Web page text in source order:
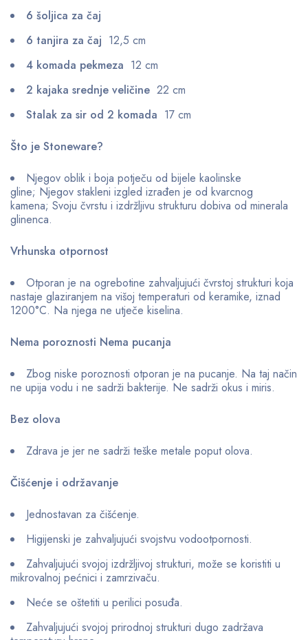
6 šoljica za čaj
6 tanjira za čaj 12,5 cm
4 komada pekmeza 12 cm
2 kajaka srednje veličine 22 cm
Stalak za sir od 2 komada 17 cm
Što je Stoneware?
Njegov oblik i boja potječu od bijele kaolinske
gline; Njegov stakleni izgled izrađen je od kvarcnog
kamena; Svoju čvrstu i izdržljivu strukturu dobiva od minerala
glinenca.
Vrhunska otpornost
Otporan je na ogrebotine zahvaljujući čvrstoj strukturi koja
nastaje glaziranjem na višoj temperaturi od keramike, iznad
1200°C. Na njega ne utječe kiselina.
Nema poroznosti Nema pucanja
Zbog niske poroznosti otporan je na pucanje. Na taj način
ne upija vodu i ne sadrži bakterije. Ne sadrži okus i miris.
Bez olova
Zdrava je jer ne sadrži teške metale poput olova.
Čišćenje i održavanje
Jednostavan za čišćenje.
Higijenski je zahvaljujući svojstvu vodootpornosti.
Zahvaljujući svojoj izdržljivoj strukturi, može se koristiti u
mikrovalnoj pećnici i zamrzivaču.
Neće se oštetiti u perilici posuđa.
Zahvaljujući svojoj prirodnoj strukturi dugo zadržava